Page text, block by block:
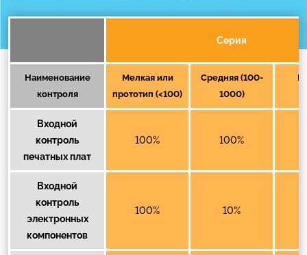
Серия
Наименование
контроля
Мелкая или
прототип (<100)
Средняя (100-
1000)
Входной
контроль
печатных плат
100% 100%
Входной
контроль
электронных
компонентов
100% 10%